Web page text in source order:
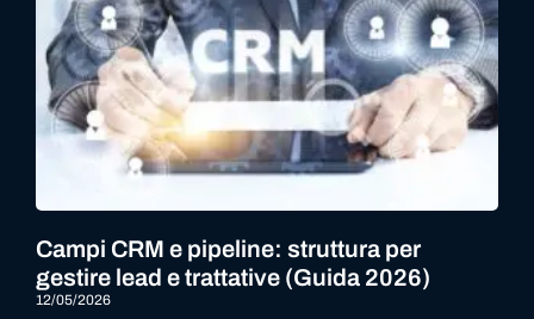
Campi CRM e pipeline: struttura per
gestire lead e trattative (Guida 2026)
12/05/2026